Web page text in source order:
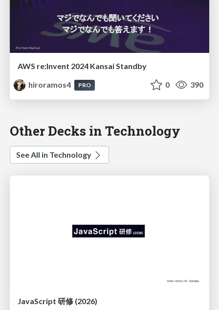
AWS re:Invent 2024 Kansai Standby
hiroramos4
PRO 0 390
Other Decks in Technology
See All in Technology
JavaScript 研修 (2026)